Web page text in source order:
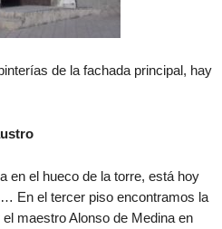
de la fachada principal, hay
en el hueco de la torre, está hoy
En el tercer piso encontramos la
maestro Alonso de Medina en